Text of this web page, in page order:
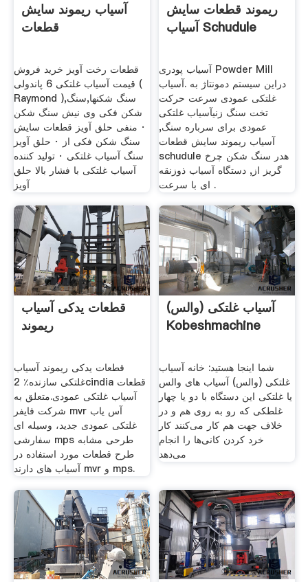
آسیاب ریموند سایش
قطعات
قطعات رخت آویز خرید فروش
قیمت آسياب غلتکی 6 پاندولی (
Raymond ),سنگ شکنها,سنگ
شکن فکی وی نیش سنگ شکن
· منفی حلق آویز قطعات سایش
سنگ شکن فکی از · حلق آویز
سنگ آسیاب غلتکی · تولید کننده
آسیاب غلتکی با فشار بالا حلق
آویز
ریموند قطعات سایش
آسیاب Schudule
آسیاب پودری Powder Mill
دراین سیستم دمونتاژ به .آسیاب
غلتکی عمودی سرعت حرکت
تخت سنگ زنیآسیاب غلتکی
عمودی برای سرباره سنگ,
آسیاب ریموند سایش قطعات
schudule هدر سنگ شکن چرخ
گریز از, دستگاه آسیاب ذوزنقه
ای با سرعت .
قطعات یدکی آسیاب
ریموند
قطعات یدکی ریموند آسیاب
غلتکی سازنده٪ 2cindia قطعات
آسیاب غلتکی عمودی.متعلق به
شرکت فایفر mvr آس یاب
غلتکی عمودی جدید، وسیله ای
سفارشی mps طرحی مشابه
طرح قطعات مورد استفاده در
آسیاب های دارند mvr و mps.
آسیاب غلتکی (والس)
Kobeshmachine
شما اینجا هستید: خانه آسیاب
غلتکی (والس) آسیاب های والس
یا غلتکی این دستگاه با دو یا چهار
غلطکی که رو به روی هم و در
خلاف جهت هم کار می‌کنند کار
خرد کردن کانی‌ها را انجام
می‌دهد